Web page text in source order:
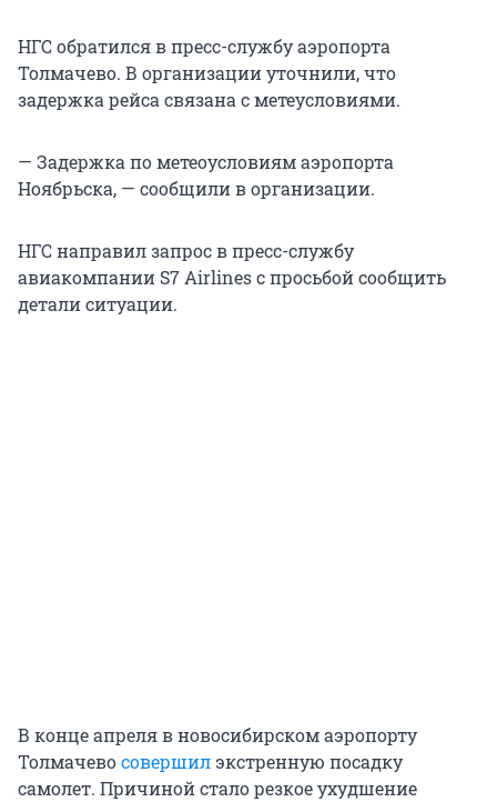
НГС обратился в пресс-службу аэропорта
Толмачево. В организации уточнили, что
задержка рейса связана с метеусловиями.
— Задержка по метеоусловиям аэропорта
Ноябрьска, — сообщили в организации.
НГС направил запрос в пресс-службу
авиакомпании S7 Airlines с просьбой сообщить
детали ситуации.
В конце апреля в новосибирском аэропорту
Толмачевосовершилэкстренную посадку
самолет. Причиной стало резкое ухудшение